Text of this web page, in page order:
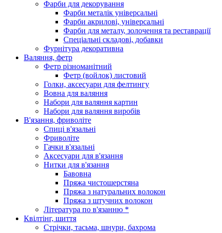
Фарби для декорування
Фарби металік універсальні
Фарби акрилові, універсальні
Фарби для металу, золочення та реставрації
Спеціальні складові, добавки
Фурнітура декоративна
Валяння, фетр
Фетр різноманітний
Фетр (войлок) листовий
Голки, аксесуари для фелтингу
Вовна для валяння
Набори для валяння картин
Набори для валяння виробів
В'язання, фриволіте
Спиці в'язальні
Фриволіте
Гачки в'язальні
Аксесуари для в'язання
Нитки для в'язання
Бавовна
Пряжа чистошерстяна
Пряжа з натуральних волокон
Пряжа з штучних волокон
Література по в'язанню *
Квілтінг, шиття
Стрічки, тасьма, шнури, бахрома